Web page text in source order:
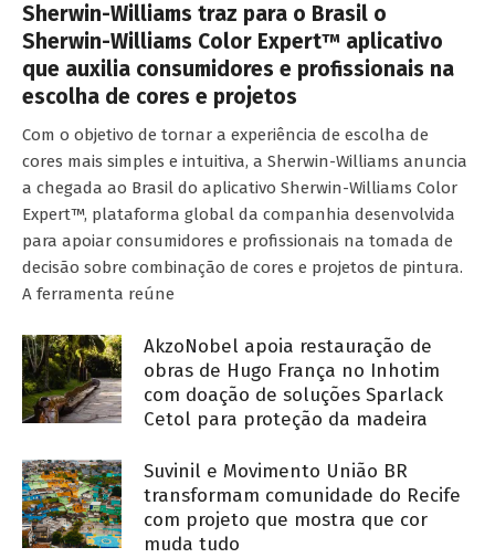
Sherwin-Williams traz para o Brasil o
Sherwin-Williams Color Expert™ aplicativo
que auxilia consumidores e profissionais na
escolha de cores e projetos
Com o objetivo de tornar a experiência de escolha de
cores mais simples e intuitiva, a Sherwin-Williams anuncia
a chegada ao Brasil do aplicativo Sherwin-Williams Color
Expert™, plataforma global da companhia desenvolvida
para apoiar consumidores e profissionais na tomada de
decisão sobre combinação de cores e projetos de pintura.
A ferramenta reúne
AkzoNobel apoia restauração de
obras de Hugo França no Inhotim
com doação de soluções Sparlack
Cetol para proteção da madeira
Suvinil e Movimento União BR
transformam comunidade do Recife
com projeto que mostra que cor
muda tudo